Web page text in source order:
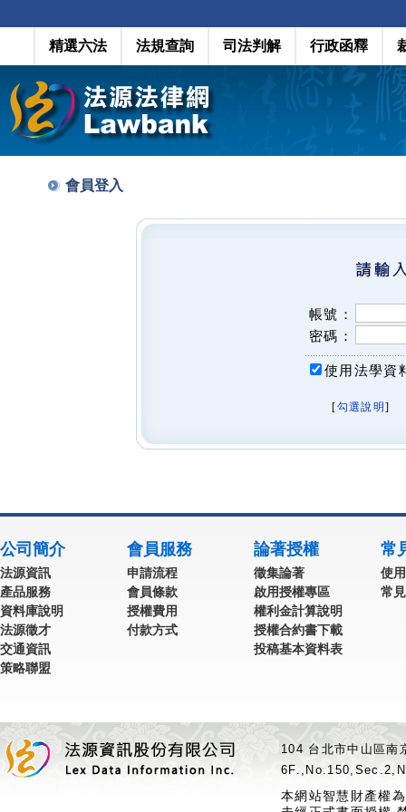
精選六法 法規查詢 司法判解 行政函釋
會員登入
帳號：
密碼：
使用法學資
[勾選說明 ]
公司簡介
法源資訊
產品服務
資料庫說明
法源徵才
交通資訊
策略聯盟
會員服務
申請流程
會員條款
授權費用
付款方式
論著授權
徵集論著
啟用授權專區
權利金計算說明
授權合約書下載
投稿基本資料表
常
使
常
104 台北市中山區
本網站智慧財產權